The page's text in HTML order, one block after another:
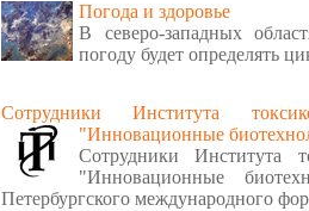
Погода и здоровье
В северо-западных
погоду будет определять
Сотрудники Института
"Инновационные
Сотрудники Института
"Инновационные
Петербургского международного